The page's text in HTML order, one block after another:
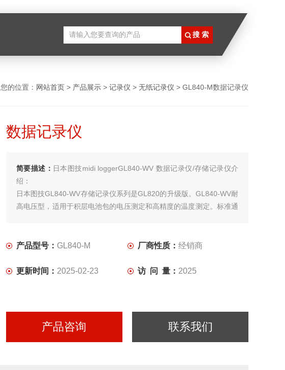
您的位置： 网站首页 > 产品展示 > 记录仪 > 无纸记录仪 > GL840-M数据记录仪
数据记录仪
简要描述： 日本图技midi loggerGL840-WV 数据记录仪/存储记录仪介
绍：
日本图技GL840-WV存储记录仪系列是GL820的升级版。GL840-WV耐
高电压型，适用于积层电池包的电压测定和高精度的温度测定。标准通
产品型号： GL840-M 厂商性质： 经销商
更新时间： 2025-02-23 访 问 量： 2025
产品咨询 联系我们